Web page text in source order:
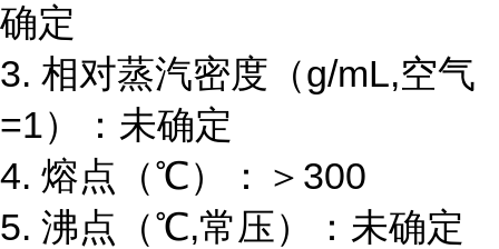
确定
3. 相对蒸汽密度（g/mL,空气
=1）：未确定
4. 熔点（℃）：＞300
5. 沸点（℃,常压）：未确定